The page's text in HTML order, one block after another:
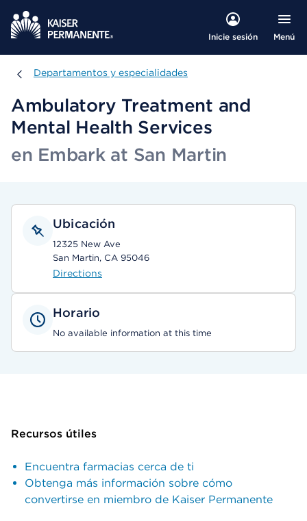
Inicie sesión Menú
Departamentos y especialidades
Departamentos y especialidades
Ambulatory Treatment and
Mental Health Services
en Embark at San Martin
Ubicación
12325 New Ave
San Martin, CA 95046
Directions
Horario
No available information at this time
Recursos útiles
Encuentra farmacias cerca de ti
Obtenga más información sobre cómo
convertirse en miembro de Kaiser Permanente